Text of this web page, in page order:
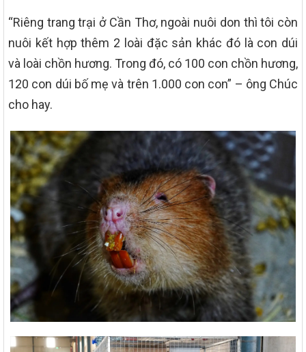
“Riêng trang trại ở Cần Thơ, ngoài nuôi don thì tôi còn
nuôi kết hợp thêm 2 loài đặc sản khác đó là con dúi
và loài chồn hương. Trong đó, có 100 con chồn hương,
120 con dúi bố mẹ và trên 1.000 con con” – ông Chúc
cho hay.